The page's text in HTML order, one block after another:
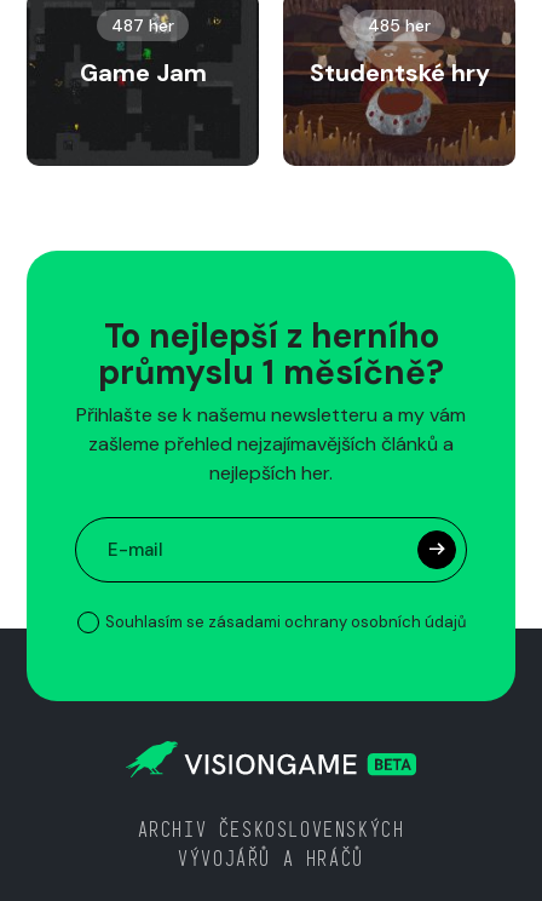
487 her
Game Jam
485 her
Studentské hry
To nejlepší z herního
průmyslu 1 měsíčně?
Přihlašte se k našemu newsletteru a my vám
zašleme přehled nejzajímavějších článků a
nejlepších her.
Souhlasím se zásadami ochrany osobních údajů
ARCHIV ČESKOSLOVENSKÝCH
VÝVOJÁŘŮ A HRÁČŮ